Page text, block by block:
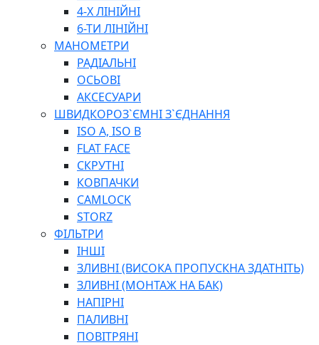
ПЛОСКОГУБЦІ
ВИКРУТКИ
КЛЮЧІ
ГОЛОВКИ, ТРІЩАТКИ, ВОРОТКИ, ПЕРЕХІДНИКИ
ЗУБИЛА, МОЛОТКИ, СОКИРИ, СТАМЕСКИ, ДОЛОТА
СТРУПЦИНИ, ЛЕЩАТА
ВИМІРЮВАЛЬНІ ІНСТРУМЕНТИ
БУДІВЕЛЬНИЙ ІНСТРУМЕНТ
ШЛАНГИ
ГОСПОДАРСЬКІ ТОВАРИ
ПНЕВМАТИЧНІ ІНСТРУМЕНТИ
З'ЄДНУВАЛЬНІ ІНСТРУМЕНТИ ТА МАТЕРІАЛИ
ЯЩИКИ, ШАФИ, ТА СУМКИ ДЛЯ ІНСТРУМЕНТІВ
ЗАСОБИ ЗАХИСТУ
СТЕПЛЕРИ, ЗАКЛЕПОЧНИКИ
ГІДРАВЛІЧНІ ІНСТРУМЕНТИ
ТЕХНІЧНА ХІМІЯ
4-Х ЛІНІЙНІ
6-ТИ ЛІНІЙНІ
МАНОМЕТРИ
РАДІАЛЬНІ
ОСЬОВІ
АКСЕСУАРИ
ШВИДКОРОЗ`ЄМНІ З`ЄДНАННЯ
ISO A, ISO B
FLAT FACE
СКРУТНІ
КОВПАЧКИ
CAMLOCK
STORZ
ФІЛЬТРИ
ІНШІ
ЗЛИВНІ (ВИСОКА ПРОПУСКНА ЗДАТНІТЬ)
ЗЛИВНІ (МОНТАЖ НА БАК)
НАПІРНІ
ПАЛИВНІ
ПОВІТРЯНІ